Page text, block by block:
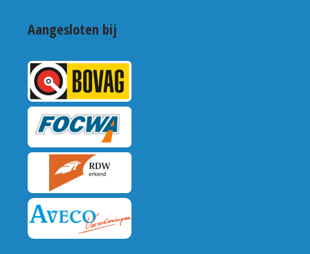
Aangesloten bij